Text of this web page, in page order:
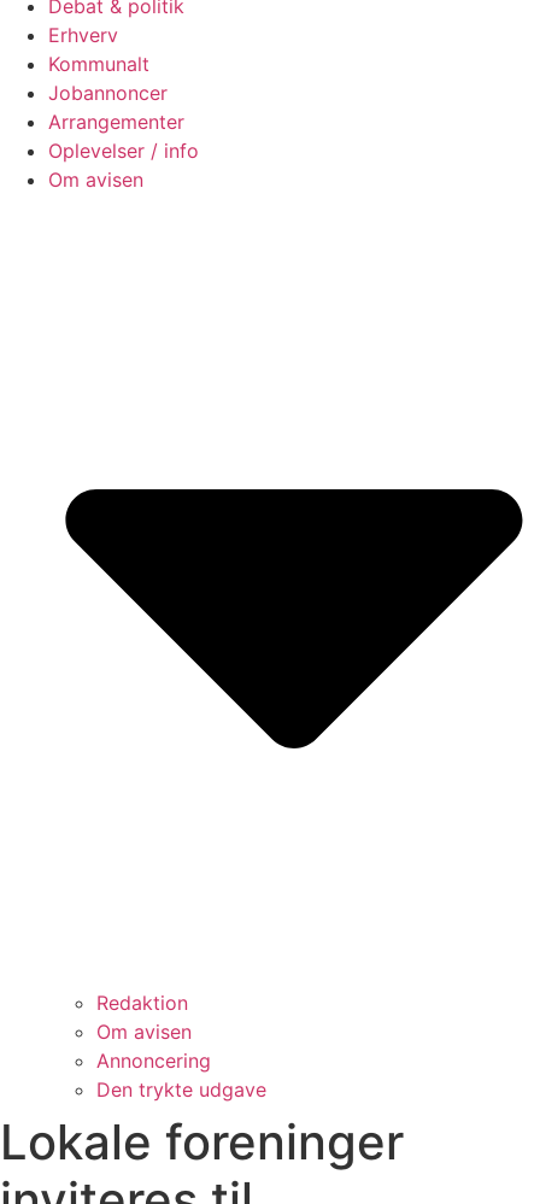
Debat & politik
Erhverv
Kommunalt
Jobannoncer
Arrangementer
Oplevelser / info
Om avisen
Redaktion
Om avisen
Annoncering
Den trykte udgave
Lokale foreninger